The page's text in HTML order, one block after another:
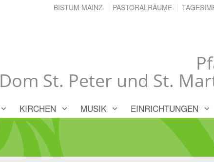
Dom St. Peter und St.
BISTUM MAINZ PASTORALRÄUME
KIRCHEN MUSIK EINRICHTUNGEN